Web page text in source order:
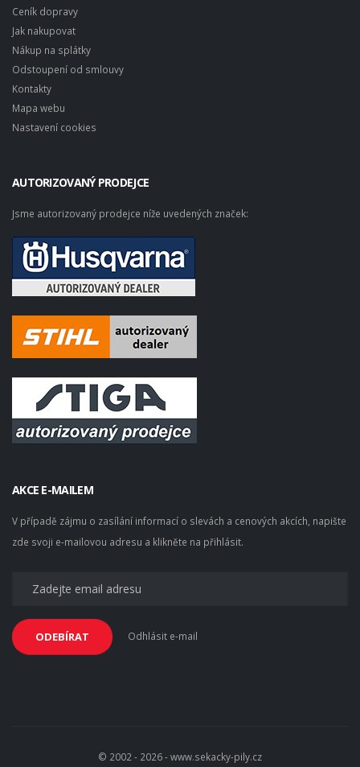
Ceník dopravy
Jak nakupovat
Nákup na splátky
Odstoupení od smlouvy
Kontakty
Mapa webu
Nastavení cookies
AUTORIZOVANÝ PRODEJCE
Jsme autorizovaný prodejce níže uvedených značek:
AKCE E-MAILEM
V případě zájmu o zasílání informací o slevách a cenových akcích, napište
zde svoji e-mailovou adresu a klikněte na přihlásit.
ODEBÍRAT Odhlásit e-mail
© 2002 - 2026 - www.sekacky-pily.cz